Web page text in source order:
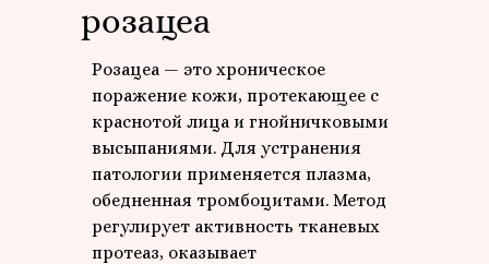
розацеа
Розацеа — это хроническое
поражение кожи, протекающее с
краснотой лица и гнойничковыми
высыпаниями. Для устранения
патологии применяется плазма,
обедненная тромбоцитами. Метод
регулирует активность тканевых
протеаз, оказывает